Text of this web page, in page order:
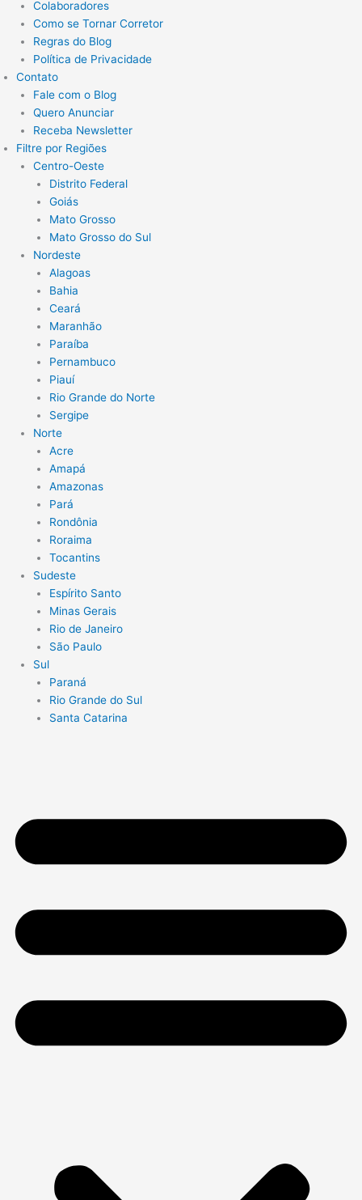
Colaboradores
Como se Tornar Corretor
Regras do Blog
Política de Privacidade
Contato
Fale com o Blog
Quero Anunciar
Receba Newsletter
Filtre por Regiões
Centro-Oeste
Distrito Federal
Goiás
Mato Grosso
Mato Grosso do Sul
Nordeste
Alagoas
Bahia
Ceará
Maranhão
Paraíba
Pernambuco
Piauí
Rio Grande do Norte
Sergipe
Norte
Acre
Amapá
Amazonas
Pará
Rondônia
Roraima
Tocantins
Sudeste
Espírito Santo
Minas Gerais
Rio de Janeiro
São Paulo
Sul
Paraná
Rio Grande do Sul
Santa Catarina